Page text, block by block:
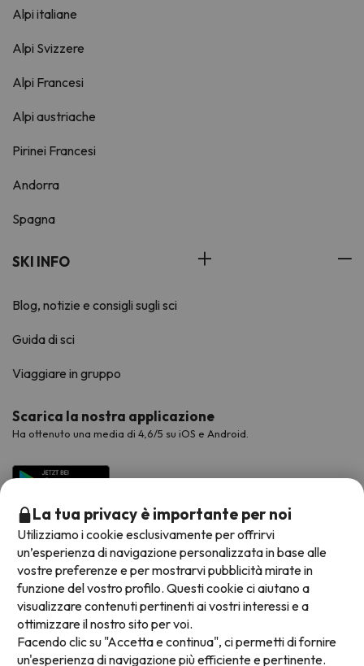
Alpi italiane
Alpi Svizzere
Alpi Francesi
Alpi austriache
Pirinei Francesi
Andorra
Spagna
SKI INFO
Blog, notizie e consigli sugli sci
Guida di sci
Viaggiare in gruppo
Scarica la nostra applicazione
Ha ottenuto una media di 4,6/5 su iOS e Android.
Metodi di pagamento disponibili
La tua privacy è importante per noi
Utilizziamo i cookie esclusivamente per offrirvi
un’esperienza di navigazione personalizzata in base alle
vostre preferenze e per mostrarvi pubblicità mirate in
funzione del vostro profilo. Questi cookie ci aiutano a
visualizzare contenuti pertinenti ai vostri interessi e a
ottimizzare il nostro sito per voi.
Facendo clic su "Accetta e continua", ci permetti di fornire
un'esperienza di navigazione più efficiente e pertinente.